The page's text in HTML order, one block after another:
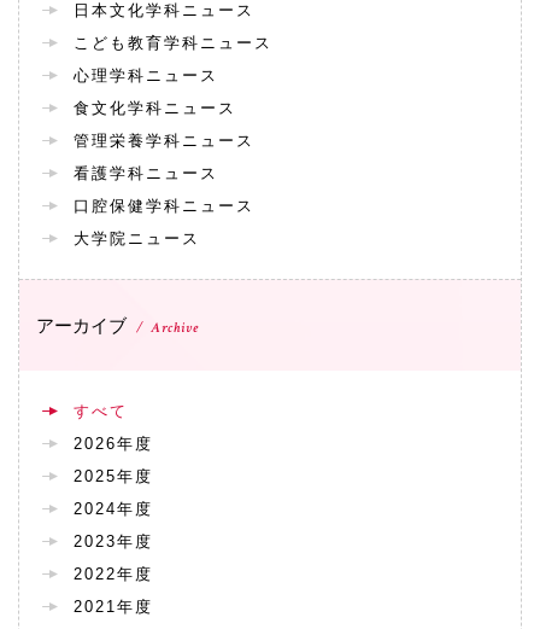
お問い合わせ 交通アクセス
BCCS 梅花メール
日本文化学科ニュース
こども教育学科ニュース
心理学科ニュース
食文化学科ニュース
管理栄養学科ニュース
看護学科ニュース
口腔保健学科ニュース
大学院ニュース
アーカイブ Archive
すべて
2026年度
2025年度
2024年度
2023年度
2022年度
2021年度